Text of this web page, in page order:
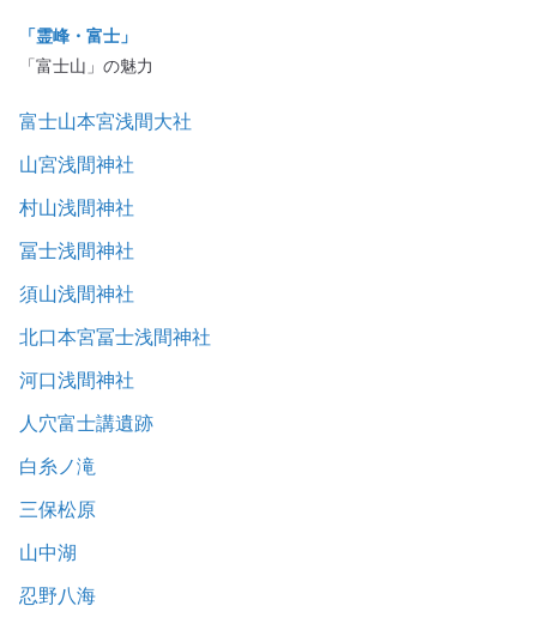
「霊峰・富士」
「富士山」の魅力
富士山本宮浅間大社
山宮浅間神社
村山浅間神社
冨士浅間神社
須山浅間神社
北口本宮冨士浅間神社
河口浅間神社
人穴富士講遺跡
白糸ノ滝
三保松原
山中湖
忍野八海